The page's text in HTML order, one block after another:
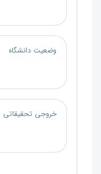
وضعیت دانشگاه
خروجی تحقیقاتی